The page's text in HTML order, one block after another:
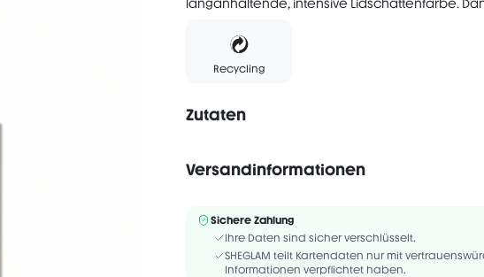
langanhaltende, intensive Lidschattenfarbe.
Recycling
Zutaten
INGREDIENTS: ISODODECANE, TALC,
HECTORITE, POLYETHYLENE, PROPYLENE
ALBA/BEESWAX/CIRE D´ABEILLE, SORBITAN
Versandinformationen
Sichere Zahlung
Ihre Daten sind sicher verschlüsselt.
SHEGLAM teilt Kartendaten nur mit
Informationen verpflichtet haben.